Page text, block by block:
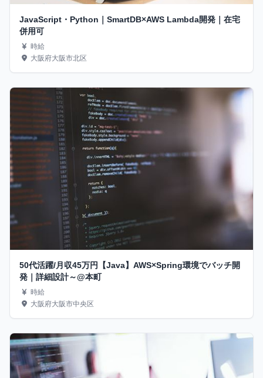
JavaScript・Python｜SmartDB×AWS Lambda開発｜在宅
併用可
時給
大阪府大阪市北区
50代活躍/月収45万円【Java】AWS×Spring環境でバッチ開
発｜詳細設計～@本町
時給
大阪府大阪市中央区